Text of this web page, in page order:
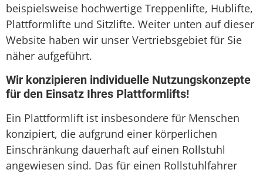
beispielsweise hochwertige Treppenlifte, Hublifte,
Plattformlifte und Sitzlifte. Weiter unten auf dieser
Website haben wir unser Vertriebsgebiet für Sie
näher aufgeführt.
Wir konzipieren individuelle Nutzungskonzepte
für den Einsatz Ihres Plattformlifts!
Ein Plattformlift ist insbesondere für Menschen
konzipiert, die aufgrund einer körperlichen
Einschränkung dauerhaft auf einen Rollstuhl
angewiesen sind. Das für einen Rollstuhlfahrer